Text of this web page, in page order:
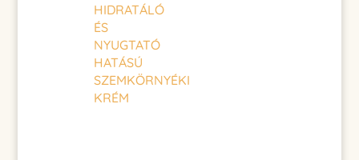
HIDRATÁLÓ
ÉS
NYUGTATÓ
HATÁSÚ
SZEMKÖRNYÉKI
KRÉM